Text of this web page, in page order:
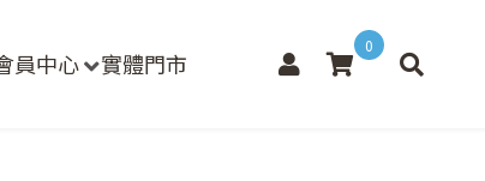
員中心 實體門市
0